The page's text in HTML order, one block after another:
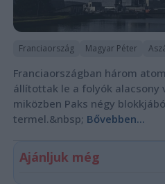
Franciaország Magyar Péter
Franciaországban három
állítottak le a folyók alacsony
miközben Paks négy
termel.&nbsp; Bővebben...
Ajánljuk még